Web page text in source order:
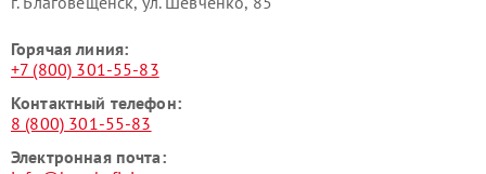
Горячая линия:
+7 (800) 301-55-83
Контактный телефон:
8 (800) 301-55-83
Электронная почта: